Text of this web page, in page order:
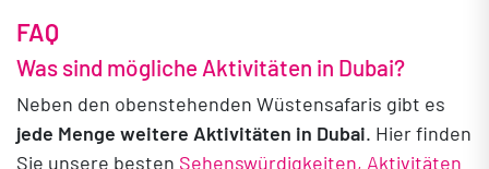
FAQ
Was sind mögliche Aktivitäten in Dubai?
Neben den obenstehenden Wüstensafaris gibt es
jede Menge weitere Aktivitäten in Dubai. Hier finden
Sie unsere besten Sehenswürdigkeiten, Aktivitäten